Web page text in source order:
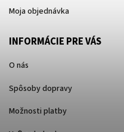
Moja objednávka
INFORMÁCIE PRE VÁS
O nás
Spôsoby dopravy
Možnosti platby